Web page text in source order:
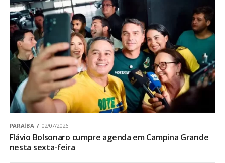
PARAÍBA 02/07/2026
Flávio Bolsonaro cumpre agenda em Campina Grande
nesta sexta-feira